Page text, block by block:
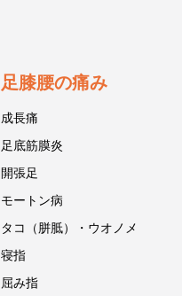
足膝腰の痛み
成長痛
足底筋膜炎
開張足
モートン病
タコ（胼胝）・ウオノメ
寝指
屈み指